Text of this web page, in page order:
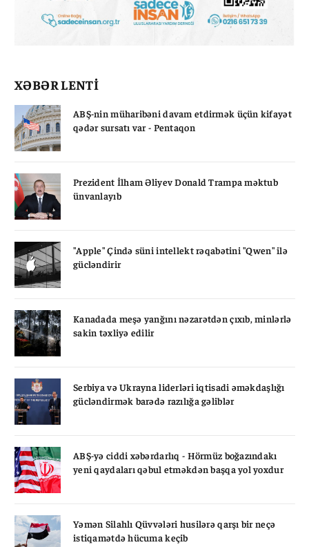
XƏBƏR LENTİ
ABŞ-nin müharibəni davam etdirmək üçün kifayət
qədər sursatı var - Pentaqon
Prezident İlham Əliyev Donald Trampa məktub
ünvanlayıb
"Apple" Çində süni intellekt rəqabətini "Qwen" ilə
gücləndirir
Kanadada meşə yanğını nəzarətdən çıxıb, minlərlə
sakin təxliyə edilir
Serbiya və Ukrayna liderləri iqtisadi əməkdaşlığı
gücləndirmək barədə razılığa gəliblər
ABŞ-yə ciddi xəbərdarlıq - Hörmüz boğazındakı
yeni qaydaları qəbul etməkdən başqa yol yoxdur
Yəmən Silahlı Qüvvələri husilərə qarşı bir neçə
istiqamətdə hücuma keçib